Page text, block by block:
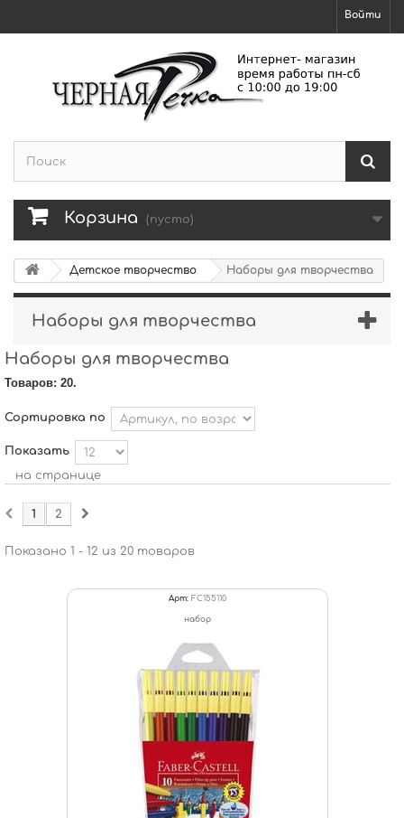
Войти
Корзина (пусто)
Детское творчество Наборы для творчества
Наборы для творчества
Наборы для творчества
Товаров: 20.
Сортировка по
Показать
на странице
1 2
Показано 1 - 12 из 20 товаров
Арт: FC155110
набор